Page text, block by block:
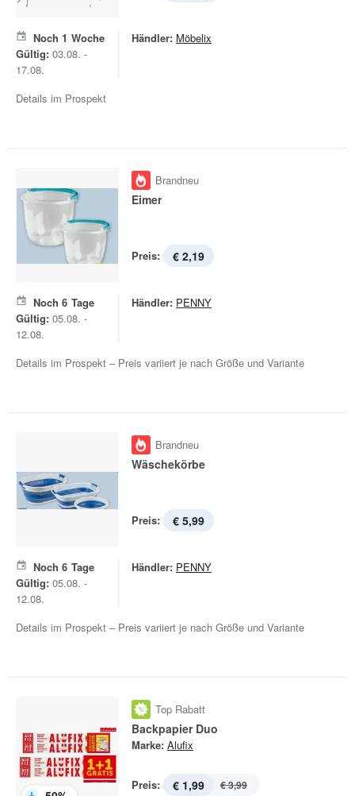
Noch 1 Woche
Gültig: 03.08. -
17.08.
Händler: Möbelix
Details im Prospekt
Brandneu
Eimer
Preis: € 2,19
Noch 6 Tage
Gültig: 05.08. -
12.08.
Händler: PENNY
Details im Prospekt – Preis variiert je nach Größe und Variante
Brandneu
Wäschekörbe
Preis: € 5,99
Noch 6 Tage
Gültig: 05.08. -
12.08.
Händler: PENNY
Details im Prospekt – Preis variiert je nach Größe und Variante
Top Rabatt
Backpapier Duo
Marke: Alufix
Preis: € 1,99 € 3,99